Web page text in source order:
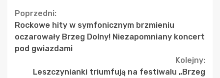
Continue
Reading
Poprzedni:
Rockowe hity w symfonicznym brzmieniu
oczarowały Brzeg Dolny! Niezapomniany koncert
pod gwiazdami
Kolejny:
Leszczynianki triumfują na festiwalu „Brzeg